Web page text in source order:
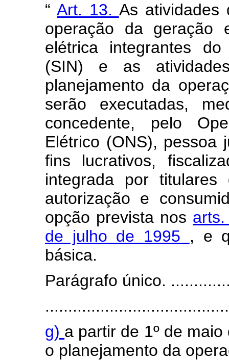
“Art. 13. As atividades
operação da geração
elétrica integrantes
(SIN) e as
planejamento da
serão executadas,
concedente, pelo
Elétrico (ONS), pessoa
fins lucrativos,
integrada por titulares
autorização e
opção prevista nos
de julho de 1995 , e
básica.
Parágrafo único.
g) a partir de 1º de
o planejamento da